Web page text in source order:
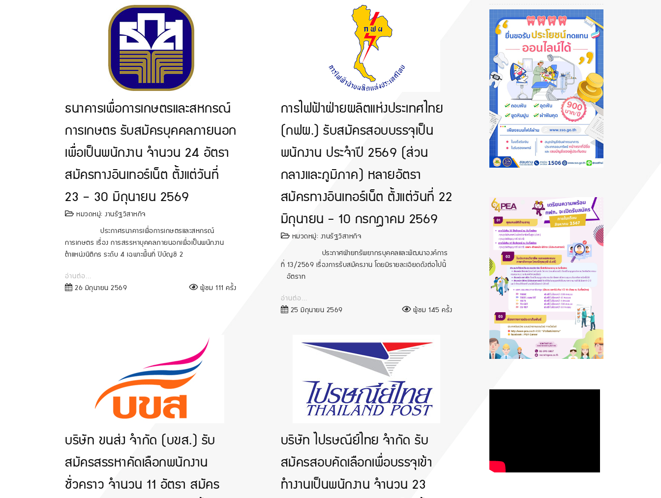
ธนาคารเพื่อการเกษตรและสหกรณ์
การเกษตร รับสมัครบุคคลภายนอก
เพื่อเป็นพนักงาน จำนวน 24 อัตรา
สมัครทางอินเทอร์เน็ต ตั้งแต่วันที่
23 – 30 มิถุนายน 2569
หมวดหมู่: งานรัฐวิสาหกิจ
ประกาศธนาคารเพื่อการเกษตรและสหกรณ์
การเกษตร เรื่อง การสรรหาบุคคลภายนอกเพื่อเป็นพนักงาน
ตำแหน่งนิติกร ระดับ 4 เฉพาะพื้นที่ ปีบัญชี 2
อ่านต่อ...
26 มิถุนายน 2569
ผู้ชม 111 ครั้ง
การไฟฟ้าฝ่ายผลิตแห่งประเทศไทย
(กฟผ.) รับสมัครสอบบรรจุเป็น
พนักงาน ประจำปี 2569 (ส่วน
กลางและภูมิภาค) หลายอัตรา
สมัครทางอินเทอร์เน็ต ตั้งแต่วันที่ 22
มิถุนายน - 10 กรกฎาคม 2569
หมวดหมู่: งานรัฐวิสาหกิจ
ประกาศฝ่ายทรัพยากรบุคคลและพัฒนาองค์การ
ที่ 13/2569 เรื่องการรับสมัครงาน โดยมีรายละเอียดดังต่อไปนี้
อัตราท
อ่านต่อ...
25 มิถุนายน 2569
ผู้ชม 145 ครั้ง
บริษัท ขนส่ง จำกัด (บขส.) รับ
สมัครสรรหาคัดเลือกพนักงาน
ชั่วคราว จำนวน 11 อัตรา สมัคร
บริษัท ไปรษณีย์ไทย จำกัด รับ
สมัครสอบคัดเลือกเพื่อบรรจุเข้า
ทำงานเป็นพนักงาน จำนวน 23